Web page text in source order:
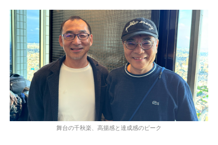
舞台の千秋楽、高揚感と達成感のピーク